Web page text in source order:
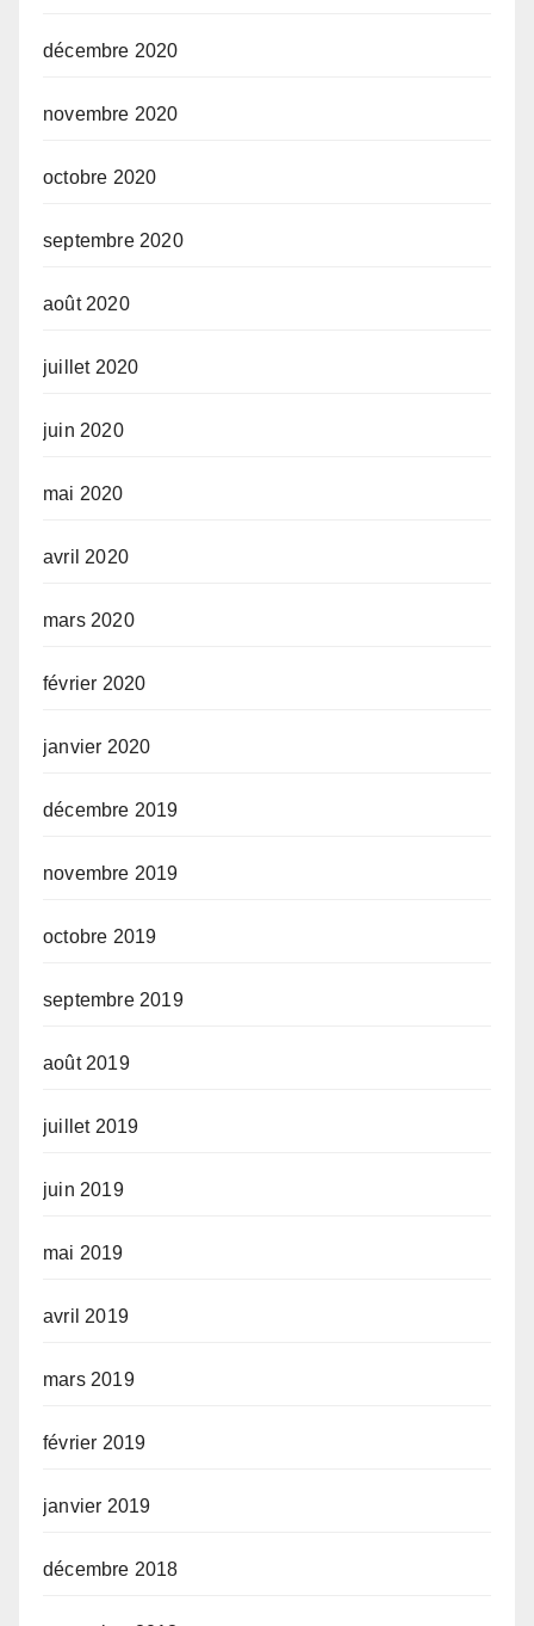
décembre 2020
novembre 2020
octobre 2020
septembre 2020
août 2020
juillet 2020
juin 2020
mai 2020
avril 2020
mars 2020
février 2020
janvier 2020
décembre 2019
novembre 2019
octobre 2019
septembre 2019
août 2019
juillet 2019
juin 2019
mai 2019
avril 2019
mars 2019
février 2019
janvier 2019
décembre 2018